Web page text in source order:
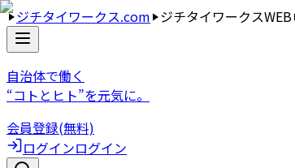
ジチタイワークス.com ジチタイワークスWEB
自治体で働く
“コトとヒト”を元気に。
会員登録(無料)
ログインログイン